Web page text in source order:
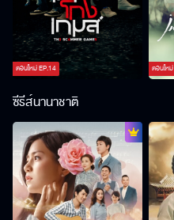
ตอนใหม่EP.14 ตอนใหม่
ซีรีส์นานาชาติ